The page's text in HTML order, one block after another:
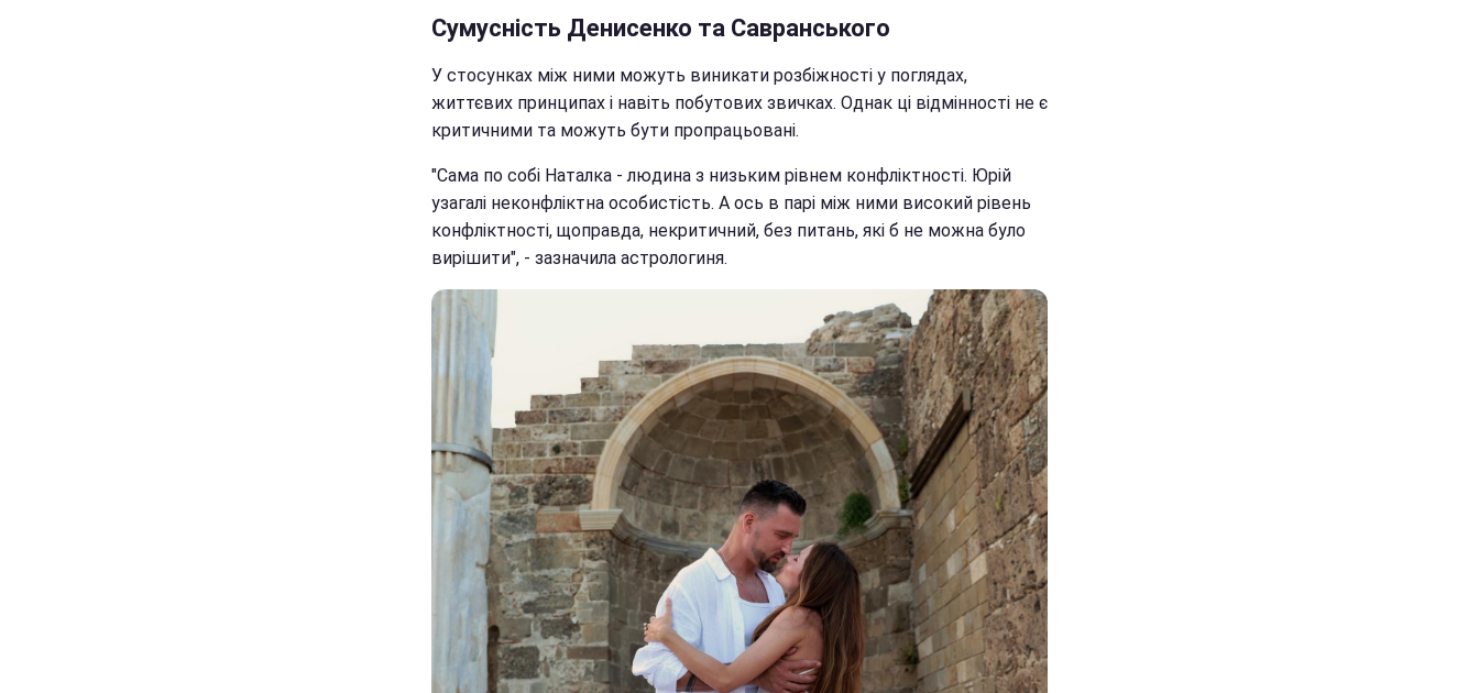
Сумусність Денисенко та Савранського
У стосунках між ними можуть виникати розбіжності у поглядах,
життєвих принципах і навіть побутових звичках. Однак ці відмінності не є
критичними та можуть бути пропрацьовані.
"Сама по собі Наталка - людина з низьким рівнем конфліктності. Юрій
узагалі неконфліктна особистість. А ось в парі між ними високий рівень
конфліктності, щоправда, некритичний, без питань, які б не можна було
вирішити", - зазначила астрологиня.